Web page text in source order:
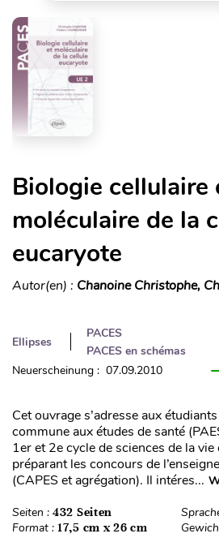
Biologie cellulaire
moléculaire de la
eucaryote
Autor(en) : Chanoine Christophe,
Ellipses
PACES
PACES en schémas
Neuerscheinung : 07.09.2010
Cet ouvrage s’adresse aux
commune aux études de santé
1er et 2e cycle de sciences de la
préparant les concours de
(CAPES et agrégation). Il intéres...
Seiten : 432 Seiten
Format : 17,5 cm x 26 cm